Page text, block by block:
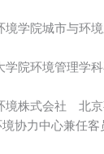
学院城市与环
院环境管理学
境株式会社 北京
协力中心兼任